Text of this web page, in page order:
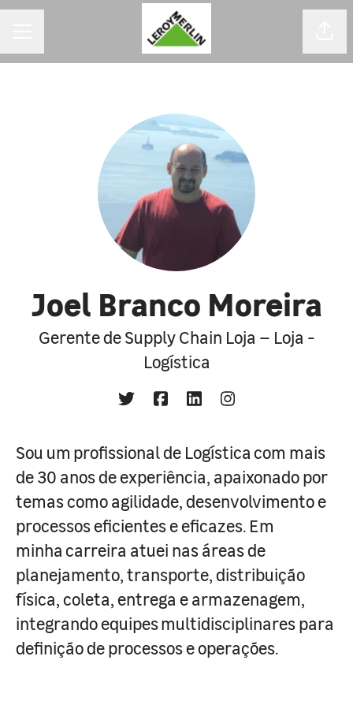
Joel Branco Moreira
Gerente de Supply Chain Loja – Loja -
Logística
Sou um profissional de Logística com mais
de 30 anos de experiência, apaixonado por
temas como agilidade, desenvolvimento e
processos eficientes e eficazes. Em
minha carreira atuei nas áreas de
planejamento, transporte, distribuição
física, coleta, entrega e armazenagem,
integrando equipes multidisciplinares para
definição de processos e operações.